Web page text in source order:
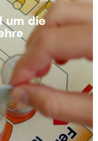
um die